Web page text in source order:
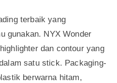
terbaik yang
gunakan. NYX Wonder
dan contour yang
satu stick. Packaging-
berwarna hitam,